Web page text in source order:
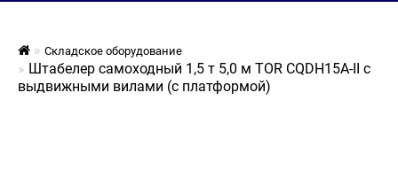
Складское оборудование
Штабелер самоходный 1,5 т 5,0 м TOR CQDH15A-II с
выдвижными вилами (с платформой)